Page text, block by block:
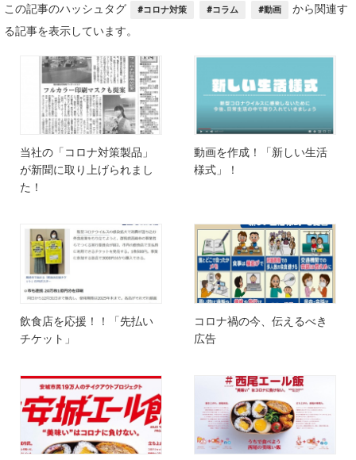
この記事のハッシュタグ #コロナ対策 #コラム #動画
から関連す
る記事を表示しています。
当社の「コロナ対策製品」
が新聞に取り上げられまし
た！
動画を作成！「新しい生活
様式」！
飲食店を応援！！「先払い
チケット」
コロナ禍の今、伝えるべき
広告